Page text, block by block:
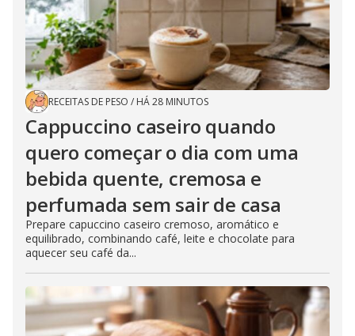
RECEITAS DE PESO / HÁ 28 MINUTOS
Cappuccino caseiro quando
quero começar o dia com uma
bebida quente, cremosa e
perfumada sem sair de casa
Prepare capuccino caseiro cremoso, aromático e
equilibrado, combinando café, leite e chocolate para
aquecer seu café da...